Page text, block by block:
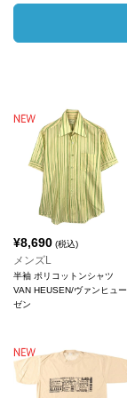
¥8,690 (税込)
メンズL
半袖 ポリコットンシャツ
VAN HEUSEN/ヴァンヒュー
ゼン